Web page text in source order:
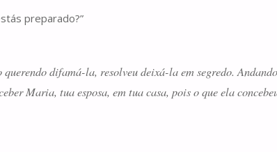
preparado?”
querendo difamá-la, resolveu deixá-la em segredo.
Maria, tua esposa, em tua casa, pois o que ela